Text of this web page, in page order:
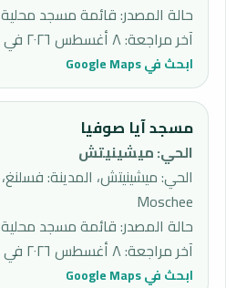
حالة المصدر:قائمة مسجد محلية
آخر مراجعة:٨ أغسطس ٢٠٢٦ في ٧:١٥ م
ابحث في Google Maps
مسجد آيا صوفيا
الحي:ميشينيتش
Moschee
حالة المصدر:قائمة مسجد محلية
آخر مراجعة:٨ أغسطس ٢٠٢٦ في ٧:١٥ م
ابحث في Google Maps